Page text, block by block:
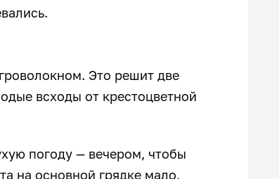
Это решит две
всходы от крестоцветной
погоду — вечером, чтобы
на основной грядке мало,